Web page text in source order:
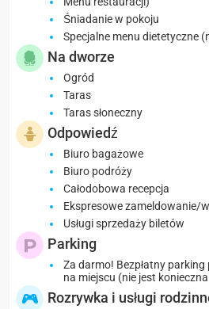
Śniadanie w pokoju
Specjalne menu dietetyczne
Na dworze
Ogród
Taras
Taras słoneczny
Odpowiedź
Biuro bagażowe
Biuro podróży
Całodobowa recepcja
Ekspresowe zameldowanie/
Usługi sprzedaży biletów
Parking
Za darmo! Bezpłatny
na miejscu (nie jest
Rozrywka i usługi